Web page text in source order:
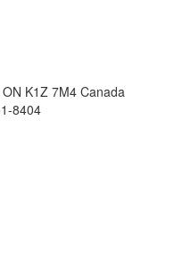
K1Z 7M4 Canada
8404